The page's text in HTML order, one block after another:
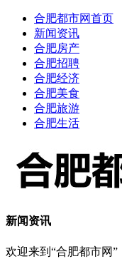
合肥都市网首页
新闻资讯
合肥房产
合肥招聘
合肥经济
合肥美食
合肥旅游
合肥生活
新闻资讯
欢迎来到“合肥都市网